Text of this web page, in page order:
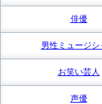
俳優
男性ミュージシ
お笑い芸人
声優